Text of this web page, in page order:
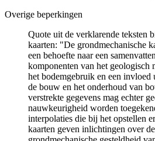
Overige beperkingen
Quote uit de verklarende teksten
kaarten: "De grondmechanische
een behoefte naar een
komponenten van het geologisch
het bodemgebruik en een invloed
de bouw en het onderhoud van
verstrekte gegevens mag echter
nauwkeurigheid worden
interpolaties die bij het opstellen
kaarten geven inlichtingen over